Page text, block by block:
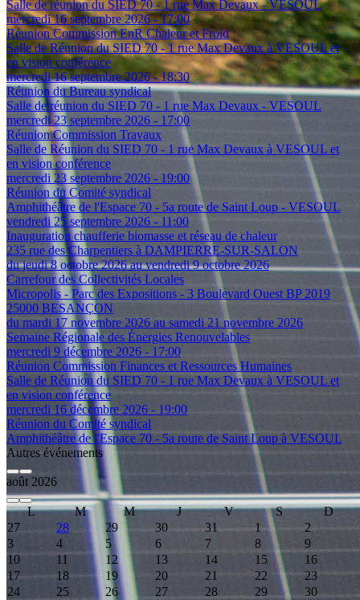
Salle de réunion du SIED 70 - 1 rue Max Devaux - VESOUL
mercredi 16 septembre 2026 - 17:00
Réunion Commission EnR Chaleur et Froid
Salle de Réunion du SIED 70 - 1 rue Max Devaux à VESOUL et
en vision conférence
mercredi 16 septembre 2026 - 18:30
Réunion du Bureau syndical
Salle de réunion du SIED 70 - 1 rue Max Devaux - VESOUL
mercredi 23 septembre 2026 - 17:00
Réunion Commission Travaux
Salle de Réunion du SIED 70 - 1 rue Max Devaux à VESOUL et
en vision conférence
mercredi 23 septembre 2026 - 19:00
Réunion du Comité syndical
Amphithéâtre de l'Espace 70 - 5a route de Saint Loup - VESOUL
vendredi 25 septembre 2026 - 11:00
Inauguration chaufferie biomasse et réseau de chaleur
235 rue des Charpentiers à DAMPIERRE-SUR-SALON
du jeudi 8 octobre 2026 au vendredi 9 octobre 2026
Carrefour des Collectivités Locales
Micropolis - Parc des Expositions - 3 Boulevard Ouest BP 2019
25000 BESANÇON
du mardi 17 novembre 2026 au samedi 21 novembre 2026
Semaine Régionale des Énergies Renouvelables
mercredi 9 décembre 2026 - 17:00
Réunion Commission Finances et Ressources Humaines
Salle de Réunion du SIED 70 - 1 rue Max Devaux à VESOUL et
en vision conférence
mercredi 16 décembre 2026 - 19:00
Réunion du Comité syndical
Amphithéâtre de l'Espace 70 - 5a route de Saint Loup à VESOUL
Autres événements
août 2026
L M M J V S
D
27
28 29 30 31 1
2
3
4 5 6 7 8
9
10
11 12 13 14 15
16
17
18 19 20 21 22
23
24
25 26 27 28 29
30